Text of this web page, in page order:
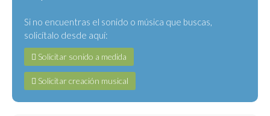
Si no encuentras el sonido o música que buscas,
solicítalo desde aquí:
Solicitar sonido a medida
Solicitar creación musical